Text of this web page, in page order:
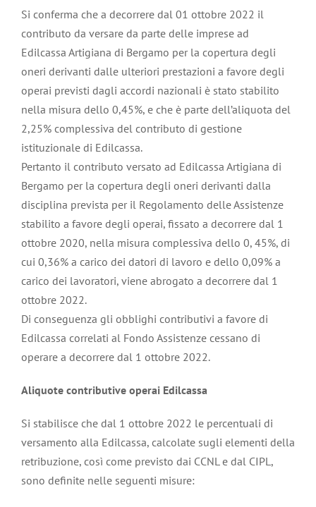
Si conferma che a decorrere dal 01 ottobre 2022 il
contributo da versare da parte delle imprese ad
Edilcassa Artigiana di Bergamo per la copertura degli
oneri derivanti dalle ulteriori prestazioni a favore degli
operai previsti dagli accordi nazionali è stato stabilito
nella misura dello 0,45%, e che è parte dell’aliquota del
2,25% complessiva del contributo di gestione
istituzionale di Edilcassa.
Pertanto il contributo versato ad Edilcassa Artigiana di
Bergamo per la copertura degli oneri derivanti dalla
disciplina prevista per il Regolamento delle Assistenze
stabilito a favore degli operai, fissato a decorrere dal 1
ottobre 2020, nella misura complessiva dello 0, 45%, di
cui 0,36% a carico dei datori di lavoro e dello 0,09% a
carico dei lavoratori, viene abrogato a decorrere dal 1
ottobre 2022.
Di conseguenza gli obblighi contributivi a favore di
Edilcassa correlati al Fondo Assistenze cessano di
operare a decorrere dal 1 ottobre 2022.
Aliquote contributive operai Edilcassa
Si stabilisce che dal 1 ottobre 2022 le percentuali di
versamento alla Edilcassa, calcolate sugli elementi della
retribuzione, così come previsto dai CCNL e dal CIPL,
sono definite nelle seguenti misure: